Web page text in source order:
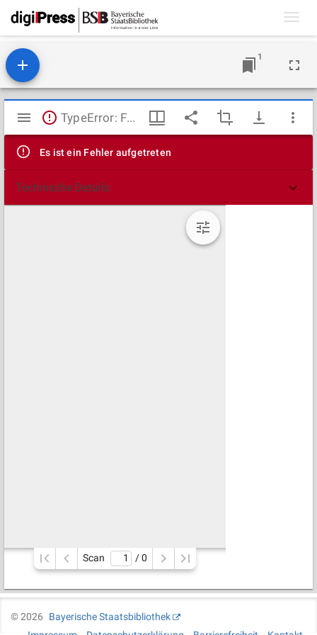
1
Mirador
Viewer
TypeError: Failed to fetch
Es ist ein Fehler aufgetreten
Technische Details
Scan / 0
©2026
Bayerische Staatsbibliothek